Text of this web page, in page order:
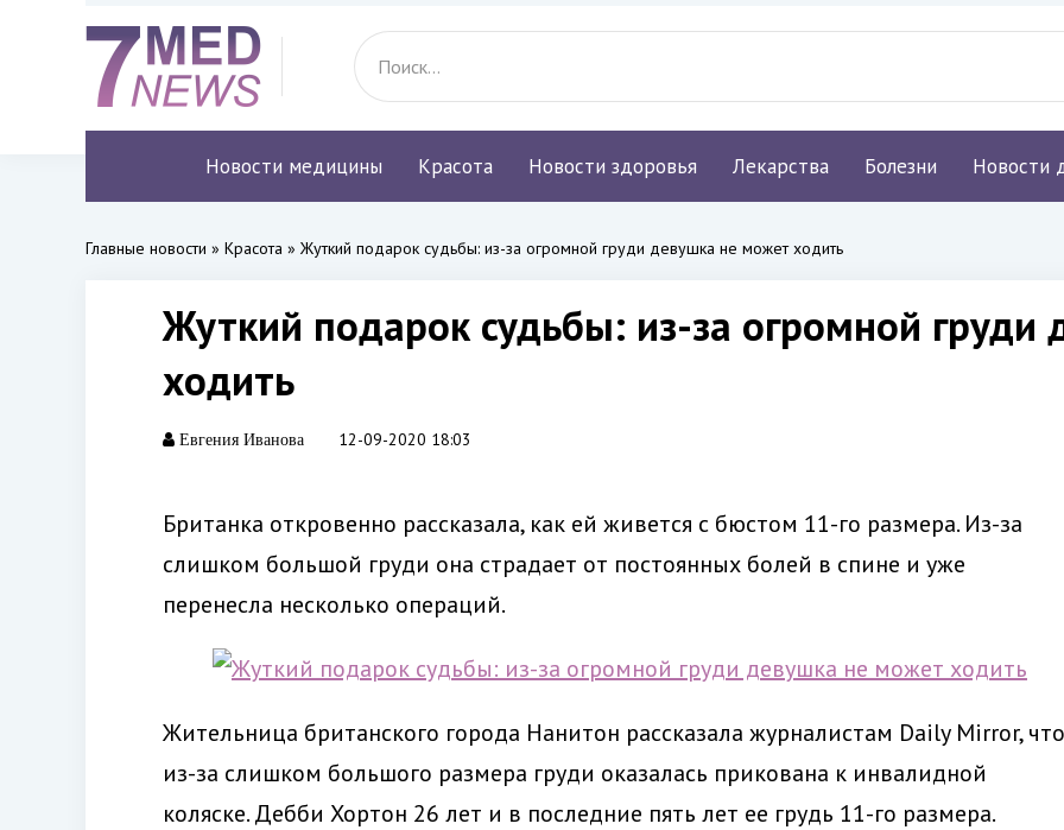
Новости медицины Красота Новости здоровья Лекарства Болезни Новости
Главные новости » Красота » Жуткий подарок судьбы: из-за огромной груди девушка не может ходить
Жуткий подарок судьбы: из-за огромной
ходить
Евгения Иванова 12-09-2020 18:03
Британка откровенно рассказала, как ей живется с бюстом 11-го размера. Из-за
слишком большой груди она страдает от постоянных болей в спине и уже
перенесла несколько операций.
Жительница британского города Нанитон рассказала журналистам Daily Mirror, что
из-за слишком большого размера груди оказалась прикована к инвалидной
коляске. Дебби Хортон 26 лет и в последние пять лет ее грудь 11-го размера.